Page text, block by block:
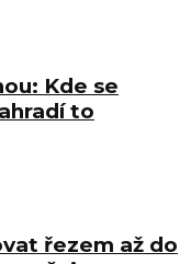
Kde se
to
řezem až do